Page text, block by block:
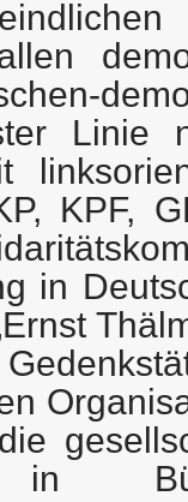
Linie
KPF,
in
in